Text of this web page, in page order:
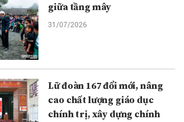
giữa tầng mây
31/07/2026
Lữ đoàn 167 đổi mới, nâng
cao chất lượng giáo dục
chính trị, xây dựng chính